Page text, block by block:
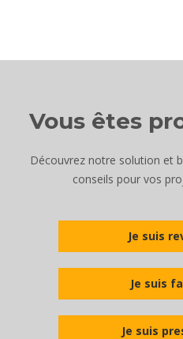
Vous êtes
Découvrez notre solution et
conseils pour vos
Je suis
Je suis
Je suis